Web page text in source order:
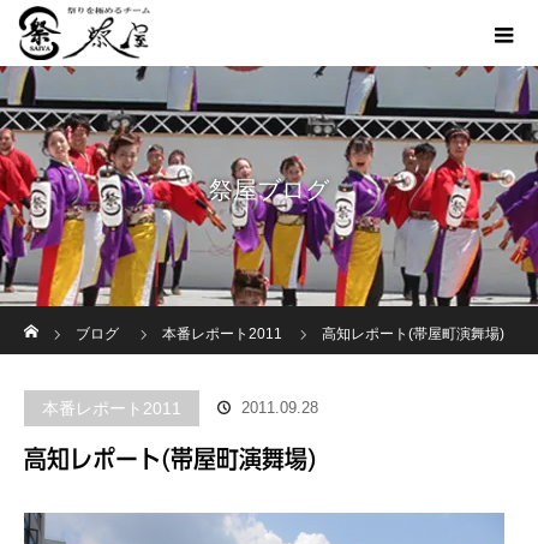
祭屋ブログ
ブログ
本番レポート2011 高知レポート(帯屋町演舞場)
本番レポート2011 2011.09.28
高知レポート(帯屋町演舞場)